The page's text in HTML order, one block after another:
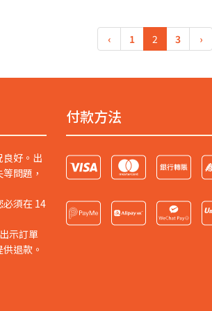
‹ 1 2 3 ›
好。出
問題，
必須在 14
示訂單
退款。
付款方法